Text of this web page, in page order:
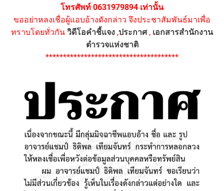
โทรศัพท์ 0631979894 เท่านั้น
ขออย่าหลงเชื่อผู้แอบอ้างดังกล่าว จึงประชาสัมพันธ์มาเพื่อ
ทราบโดยทั่วกัน วิดีโอคำชี้แจง ,ประกาศ, เอกสารสำนักงาน
ตำรวจแห่งชาติ
**************************************